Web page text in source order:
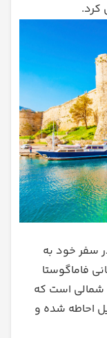
کرد.
سفر خود به
فاماگوستا
شمالی است که
احاطه شده و